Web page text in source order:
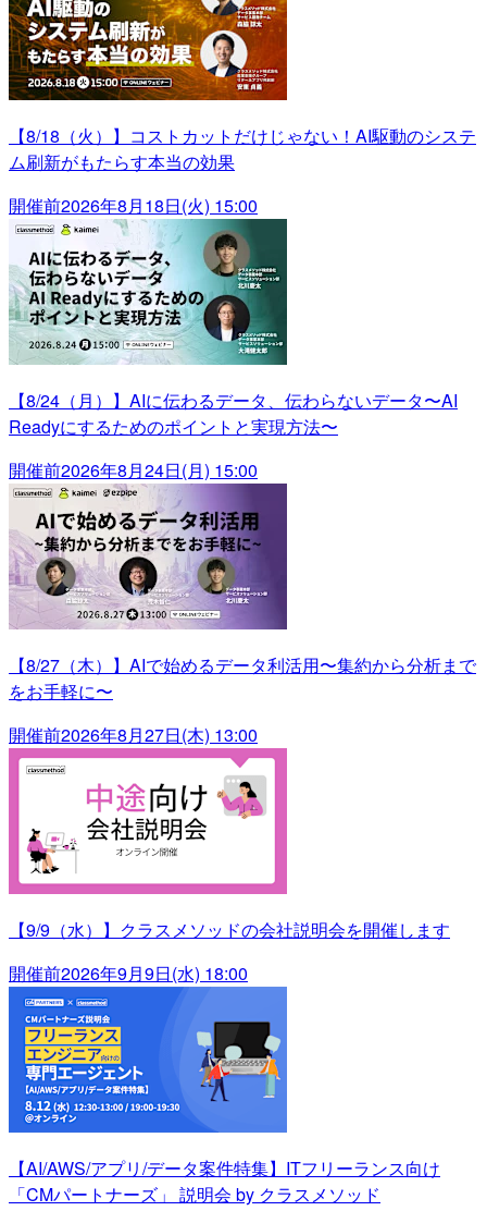
【8/18（火）】コストカットだけじゃない！AI駆動のシステ
ム刷新がもたらす本当の効果
開催前2026年8月18日(火) 15:00
【8/24（月）】AIに伝わるデータ、伝わらないデータ〜AI
Readyにするためのポイントと実現方法〜
開催前2026年8月24日(月) 15:00
【8/27（木）】AIで始めるデータ利活用〜集約から分析まで
をお手軽に〜
開催前2026年8月27日(木) 13:00
【9/9（水）】クラスメソッドの会社説明会を開催します
開催前2026年9月9日(水) 18:00
【AI/AWS/アプリ/データ案件特集】ITフリーランス向け
「CMパートナーズ」 説明会 by クラスメソッド